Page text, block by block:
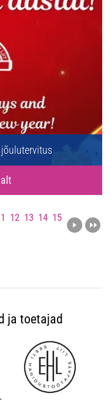
12 13 14 15
ja toetajad